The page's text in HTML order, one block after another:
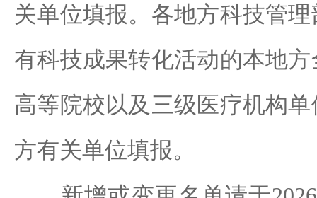
关单位填报。各地方科技管
有科技成果转化活动的本地
高等院校以及三级医疗机构
方有关单位填报。